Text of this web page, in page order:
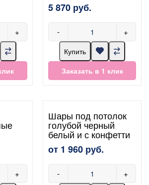
+
5 870 руб.
- +
Купить
Заказать в 1 клик
+
Шары под потолок
голубой черный
белый и с конфетти
от 1 960 руб.
- +